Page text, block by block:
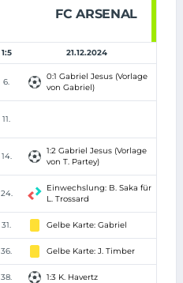
FC ARSENAL
1:5 21.12.2024
6.
0:1 Gabriel Jesus (Vorlage
von Gabriel)
11.
14.
1:2 Gabriel Jesus (Vorlage
von T. Partey)
24.
Einwechslung: B. Saka für
L. Trossard
31. Gelbe Karte: Gabriel
36. Gelbe Karte: J. Timber
38. 1:3 K. Havertz